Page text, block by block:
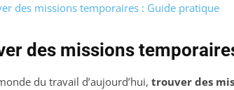
des missions temporaires : Guide pratique
des missions
du travail d’aujourd’hui, trouver des